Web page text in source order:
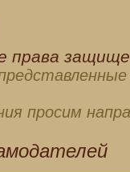
права
просим